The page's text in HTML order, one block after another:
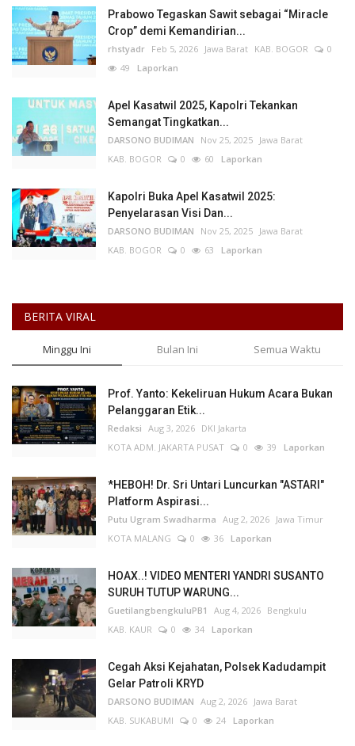
Prabowo Tegaskan Sawit sebagai “Miracle
Crop” demi Kemandirian...
rhstyadr Feb 5, 2026 Jawa Barat KAB. BOGOR
0
49 Laporkan
Apel Kasatwil 2025, Kapolri Tekankan
Semangat Tingkatkan...
DARSONO BUDIMAN Nov 25, 2025 Jawa Barat
KAB. BOGOR
0 60 Laporkan
Kapolri Buka Apel Kasatwil 2025:
Penyelarasan Visi Dan...
DARSONO BUDIMAN Nov 25, 2025 Jawa Barat
KAB. BOGOR
0 63 Laporkan
BERITA VIRAL
Minggu Ini Bulan Ini Semua Waktu
Prof. Yanto: Kekeliruan Hukum Acara Bukan
Pelanggaran Etik...
Redaksi Aug 3, 2026 DKI Jakarta
KOTA ADM. JAKARTA PUSAT
0 39 Laporkan
*HEBOH! Dr. Sri Untari Luncurkan "ASTARI"
Platform Aspirasi...
Putu Ugram Swadharma Aug 2, 2026 Jawa Timur
KOTA MALANG
0 36 Laporkan
HOAX..! VIDEO MENTERI YANDRI SUSANTO
SURUH TUTUP WARUNG...
GuetilangbengkuluPB1 Aug 4, 2026 Bengkulu
KAB. KAUR
0 34 Laporkan
Cegah Aksi Kejahatan, Polsek Kadudampit
Gelar Patroli KRYD
DARSONO BUDIMAN Aug 2, 2026 Jawa Barat
KAB. SUKABUMI
0 24 Laporkan